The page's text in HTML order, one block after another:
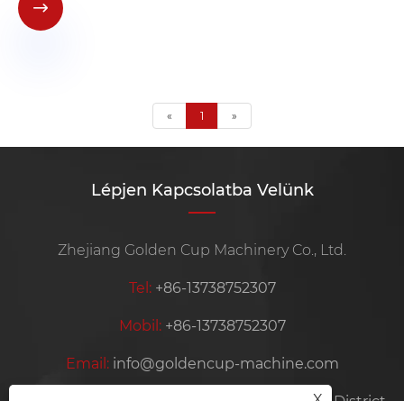

« 1 »
Lépjen Kapcsolatba Velünk
Zhejiang Golden Cup Machinery Co., Ltd.
Tel: +86-13738752307
Mobil: +86-13738752307
Email: info@goldencup-machine.com